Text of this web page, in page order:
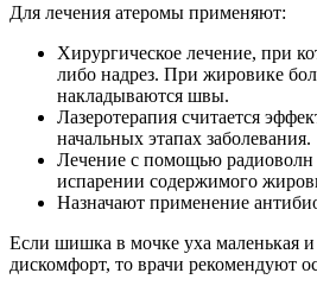
Для лечения атеромы применяют:
Хирургическое лечение, при
либо надрез. При жировике
накладываются швы.
Лазеротерапия считается
начальных этапах заболевания.
Лечение с помощью радиоволн
испарении содержимого
Назначают применение
Если шишка в мочке уха маленькая и
дискомфорт, то врачи рекомендуют